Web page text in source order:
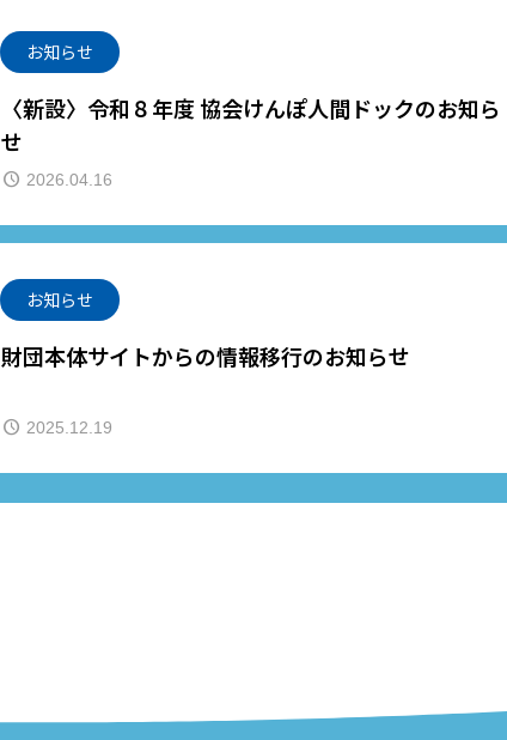
お知らせ
〈新設〉令和８年度 協会けんぽ人間ドックのお知ら
せ
2026.04.16
お知らせ
財団本体サイトからの情報移行のお知らせ
2025.12.19